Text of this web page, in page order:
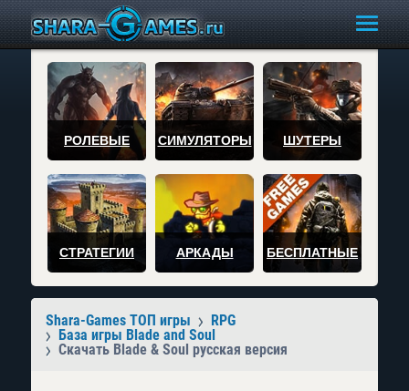
РОЛЕВЫЕ СИМУЛЯТОРЫ ШУТЕРЫ
СТРАТЕГИИ АРКАДЫ БЕСПЛАТНЫЕ
Shara-Games ТОП игры
RPG
База игры Blade and Soul
Скачать Blade & Soul русская версия